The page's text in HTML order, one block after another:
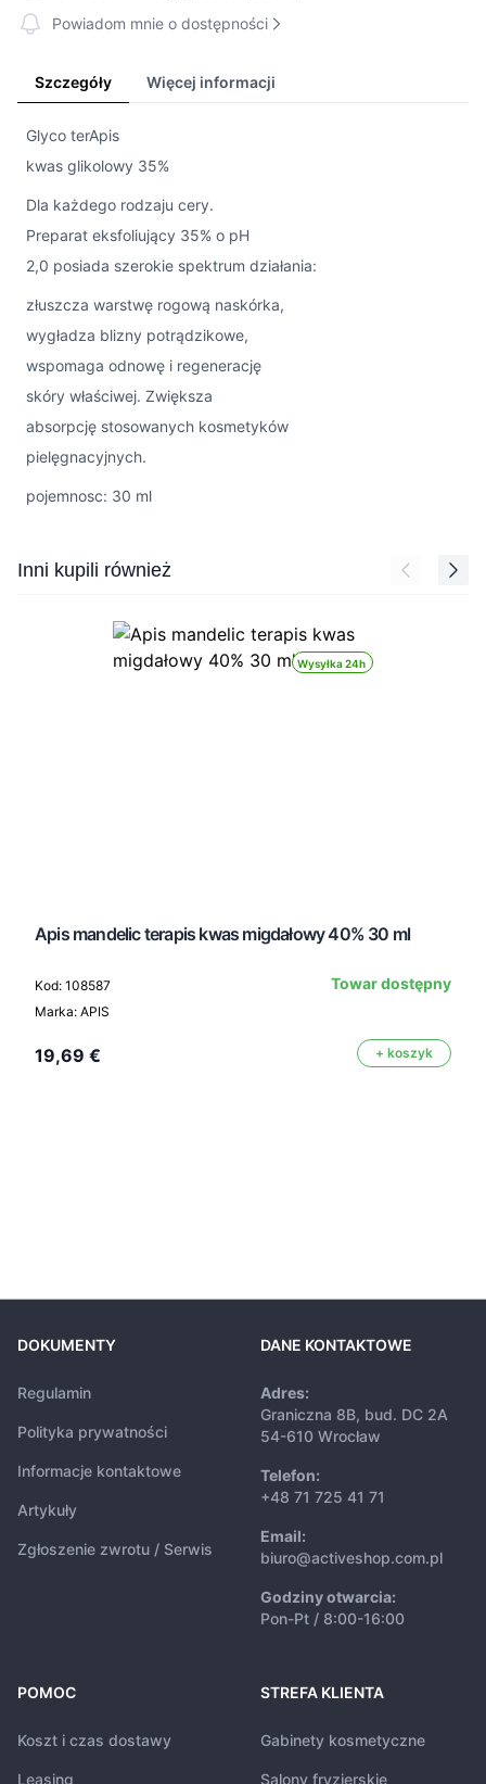
Powiadom mnie o dostępności
Szczegóły Więcej informacji
Glyco terApis
kwas glikolowy 35%
Dla każdego rodzaju cery.
Preparat eksfoliujący 35% o pH
2,0 posiada szerokie spektrum działania:
złuszcza warstwę rogową naskórka,
wygładza blizny potrądzikowe,
wspomaga odnowę i regenerację
skóry właściwej. Zwiększa
absorpcję stosowanych kosmetyków
pielęgnacyjnych.
pojemnosc: 30 ml
Press to skip carousel
Inni kupili również
Wysyłka 24h
Apis mandelic terapis kwas migdałowy 40% 30 ml
Kod: 108587
Marka: APIS
Towar dostępny
19,69 € + koszyk
DOKUMENTY
Regulamin
Polityka prywatności
Informacje kontaktowe
Artykuły
Zgłoszenie zwrotu / Serwis
DANE KONTAKTOWE
Adres:
Graniczna 8B, bud. DC 2A
54-610 Wrocław
Telefon:
+48 71 725 41 71
Email:
biuro@activeshop.com.pl
Godziny otwarcia:
Pon-Pt / 8:00-16:00
POMOC
Koszt i czas dostawy
Leasing
STREFA KLIENTA
Gabinety kosmetyczne
Salony fryzjerskie